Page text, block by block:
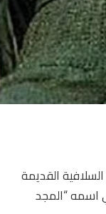
القديمة
اسمه “المجد